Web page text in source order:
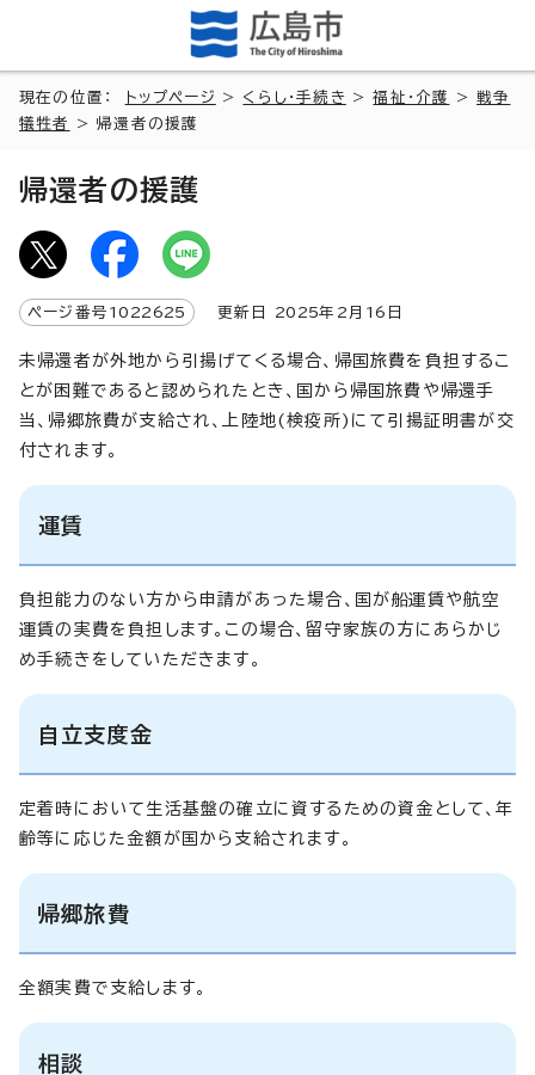
現在の位置： トップページ > くらし・手続き >福祉・介護 >戦争
犠牲者
> 帰還者の援護
帰還者の援護
ページ番号 1022625 更新日 2025年2月 16 日
未帰還者が外地から引揚げてくる場合、帰国旅費を負担するこ
とが困難であると認められたとき、国から帰国旅費や帰還手
当、帰郷旅費が支給され、上陸地(検疫所)にて引揚証明書が交
付されます。
運賃
負担能力のない方から申請があった場合、国が船運賃や航空
運賃の実費を負担します。この場合、留守家族の方にあらかじ
め手続きをしていただきます。
自立支度金
定着時において生活基盤の確立に資するための資金として、年
齢等に応じた金額が国から支給されます。
帰郷旅費
全額実費で支給します。
相談